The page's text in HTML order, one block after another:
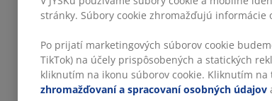
stránky. Súbory cookie zhromažďujú
Po prijatí marketingových súborov cookie
TikTok) na účely prispôsobených a statických
kliknutím na ikonu súborov cookie. Kliknutím
zhromažďovaní a spracovaní osobných údajov